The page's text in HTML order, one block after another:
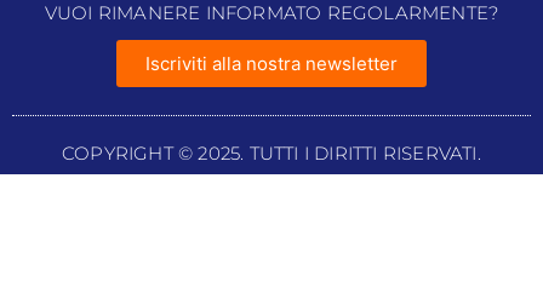
VUOI RIMANERE INFORMATO REGOLARMENTE?
Iscriviti alla nostra newsletter
COPYRIGHT © 2025. TUTTI I DIRITTI RISERVATI.